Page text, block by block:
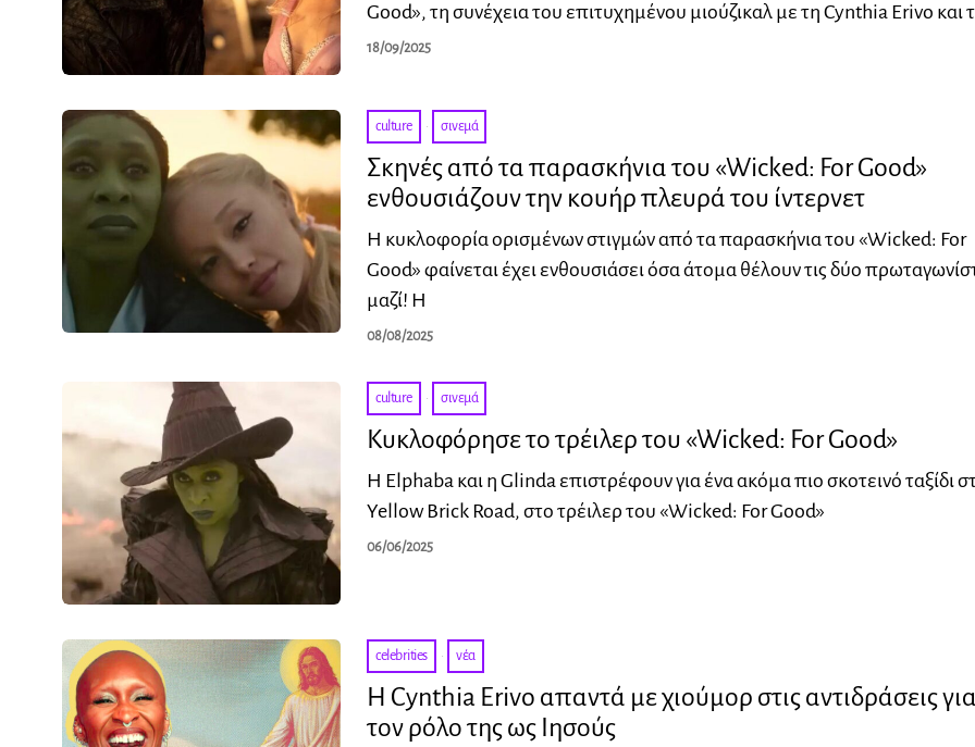
Good», τη συνέχεια του επιτυχημένου μιούζικαλ με τη Cynthia Erivo και
18/09/2025
culture · σινεμά
Σκηνές από τα παρασκήνια του «Wicked: For Good»
ενθουσιάζουν την κουήρ πλευρά του ίντερνετ
Η κυκλοφορία ορισμένων στιγμών από τα παρασκήνια του «Wicked: For
Good» φαίνεται έχει ενθουσιάσει όσα άτομα θέλουν τις δύο
μαζί! Η
08/08/2025
culture · σινεμά
Κυκλοφόρησε το τρέιλερ του «Wicked: For Good»
Η Elphaba και η Glinda επιστρέφουν για ένα ακόμα πιο σκοτεινό ταξίδι
Yellow Brick Road, στο τρέιλερ του «Wicked: For Good»
06/06/2025
celebrities · νέα
Η Cynthia Erivo απαντά με χιούμορ στις αντιδράσεις
τον ρόλο της ως Ιησούς